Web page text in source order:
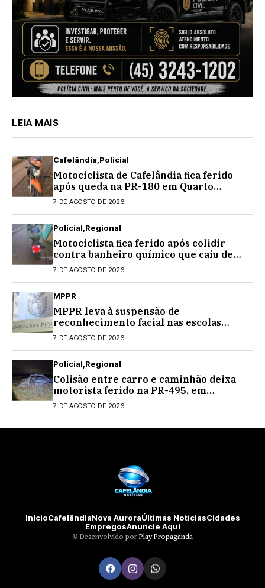
LEIA MAIS
Cafelândia Policial
Motociclista de Cafelândia fica ferido
após queda na PR-180 em Quarto
Centenário
7 DE AGOSTO DE 2026
Policial Regional
Motociclista fica ferido após colidir
contra banheiro químico que caiu de
caminhão na PRC-467, em Cascavel
7 DE AGOSTO DE 2026
MPPR
MPPR leva à suspensão de
reconhecimento facial nas escolas
estaduais
7 DE AGOSTO DE 2026
Policial Regional
Colisão entre carro e caminhão deixa
motorista ferido na PR-495, em
Medianeira
7 DE AGOSTO DE 2026
InícioCafelândiaNova AuroraÚltimas NotíciasCidades
EmpregosAnuncie Aqui
©️ Desenvolvido por Play Propaganda